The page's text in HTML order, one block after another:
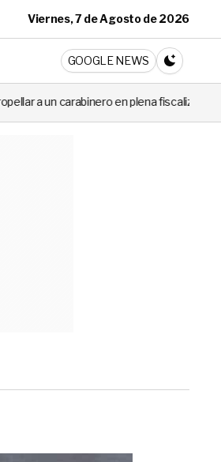
Viernes, 7 de Agosto de 2026
GOOGLE NEWS
CAMBIA A
plena fiscalización Cortes de luz